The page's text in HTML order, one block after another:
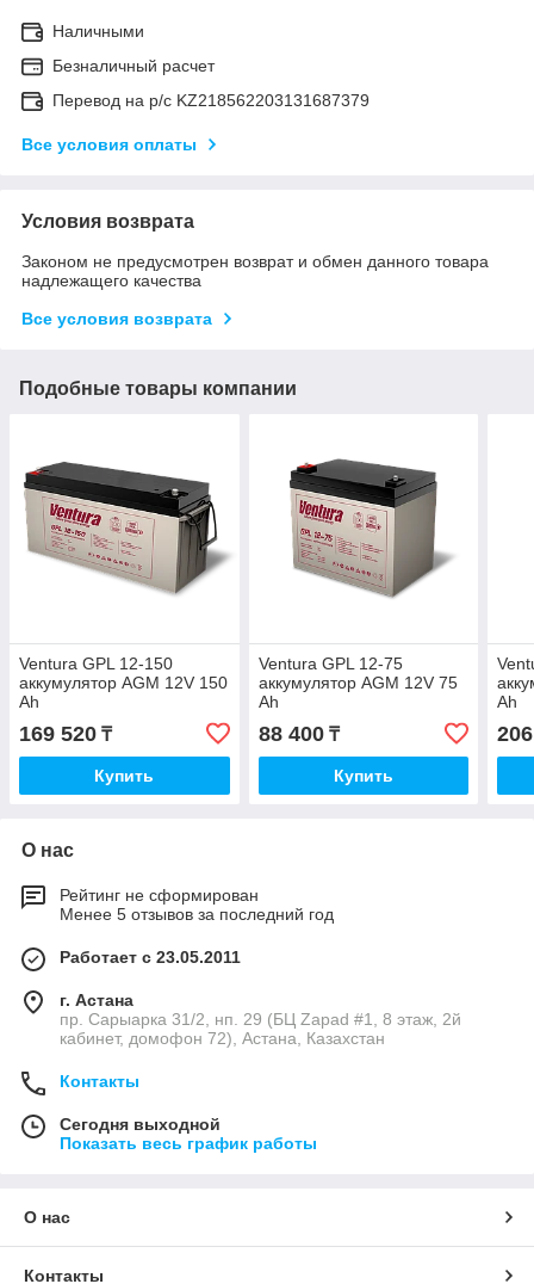
Наличными
Безналичный расчет
Перевод на р/с KZ218562203131687379
Все условия оплаты
Условия возврата
Законом не предусмотрен возврат и обмен данного товара
надлежащего качества
Все условия возврата
Подобные товары компании
Ventura GPL 12-150
аккумулятор AGM 12V 150
Ah
169 520 ₸
Купить
Ventura GPL 12-75
аккумулятор AGM 12V 75
Ah
88 400₸
Купить
Ah
О нас
Рейтинг не сформирован
Менее 5 отзывов за последний год
Работает с 23.05.2011
г. Астана
пр. Сарыарка 31/2, нп. 29 (БЦ Zapad #1, 8 этаж, 2й
кабинет, домофон 72), Астана, Казахстан
Контакты
Сегодня выходной
Показать весь график работы
О нас
Контакты